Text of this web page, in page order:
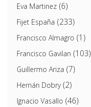
Eva Martinez(6)
Fijet España (233)
Francisco Almagro (1)
Francisco Gavilan (103)
Guillermo Ariza (7)
Hernán Dobry(2)
Ignacio Vasallo (46)